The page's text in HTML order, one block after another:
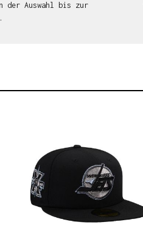
der Auswahl bis zur